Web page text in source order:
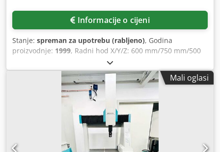
Informacije o cijeni
Stanje: spreman za upotrebu (rabljeno), Godina
proizvodnje: 1999, Radni hod X/Y/Z: 600 mm/750 mm/500
mm, maksimalna pogreška mjerenja duljine: 3 + L/350,
maksimalna pogreška pojedinačne točke: 3, upravljanje:
Pantec Eagle Pro/3. Uključuje ispitnu glavu PH10M Plus,
PHC-2, senzor TP200, set mjerila s 20 nastavaka,
kalibracijsku kuglu, industrijsko računalo, mjerni softver
Inca 3D Premium sa STEP-om i tvorničkom kalibracijom.
Stroj može biti opremljen dodatnim opcijama.
Dokumentacija dostupna. Pregled na licu mjesta je moguć.
Dcjdsw H Auwspfx Ag Nek
Mali oglasi